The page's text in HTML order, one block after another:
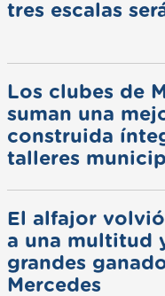
tres escalas
Los clubes de
suman una
construida
talleres
El alfajor
a una multitud
grandes
Mercedes